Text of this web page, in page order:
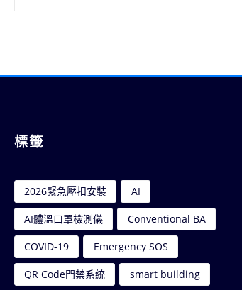
標籤
2026緊急壓扣安裝 AI
AI體溫口罩檢測儀 Conventional BA
COVID-19 Emergency SOS
QR Code門禁系統 smart building